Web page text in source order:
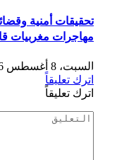
تحقيقات أمنية
مهاجرات مغربيات
السبت، 8 أغسطس 2026
اترك تعليقاً
اترك تعليقاً